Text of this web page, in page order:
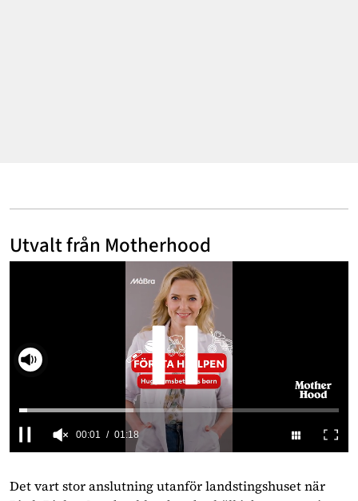
Utvalt från Motherhood
of
00:02 01:18
Det vart stor anslutning utanför landstingshuset när